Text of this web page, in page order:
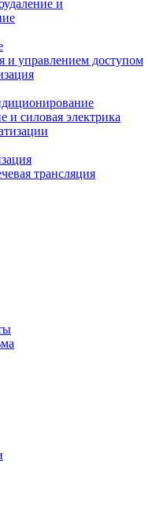
и
и управлением доступом
и силовая электрика
трансляция